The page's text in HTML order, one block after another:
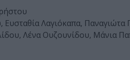
Λαγιόκαπα,
Λένα Ουζουνίδου, Μάνια